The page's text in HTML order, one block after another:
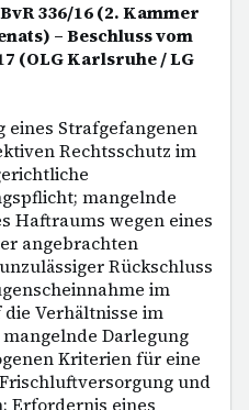
336/16 (2. Kammer
– Beschluss vom
(OLG Karlsruhe / LG
eines Strafgefangenen
Rechtsschutz im
mangelnde
Haftraums wegen eines
angebrachten
Rückschluss
im
Verhältnisse im
Darlegung
Kriterien für eine
und
Erfordernis eines